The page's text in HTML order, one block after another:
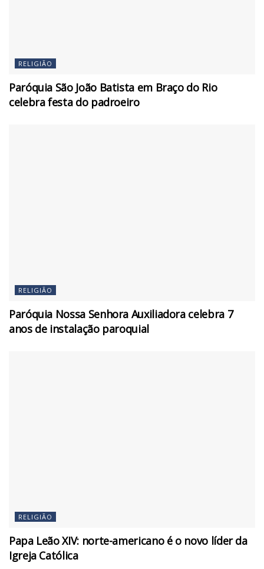
RELIGIÃO
Paróquia São João Batista em Braço do Rio
celebra festa do padroeiro
RELIGIÃO
Paróquia Nossa Senhora Auxiliadora celebra 7
anos de instalação paroquial
RELIGIÃO
Papa Leão XIV: norte-americano é o novo líder da
Igreja Católica